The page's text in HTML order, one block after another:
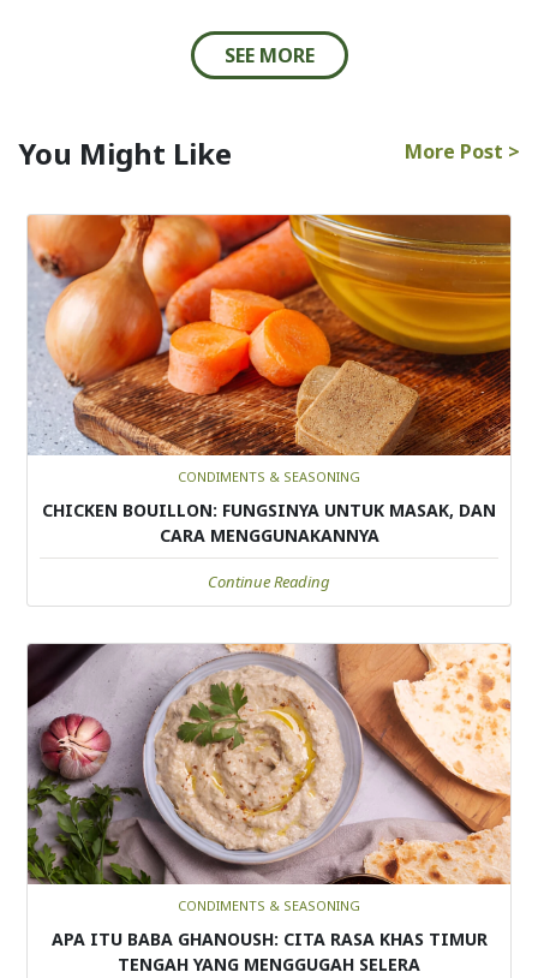
SEE MORE
You Might Like More Post >
CONDIMENTS & SEASONING
CHICKEN BOUILLON: FUNGSINYA UNTUK MASAK, DAN
CARA MENGGUNAKANNYA
Continue Reading
CONDIMENTS & SEASONING
APA ITU BABA GHANOUSH: CITA RASA KHAS TIMUR
TENGAH YANG MENGGUGAH SELERA